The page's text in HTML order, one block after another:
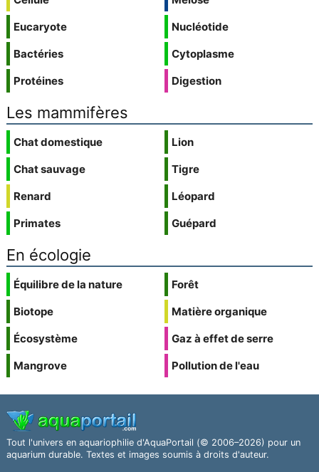
Eucaryote
Bactéries
Protéines
Nucléotide
Cytoplasme
Digestion
Les mammifères
Chat domestique
Chat sauvage
Renard
Primates
Lion
Tigre
Léopard
Guépard
En écologie
Équilibre de la nature
Biotope
Écosystème
Mangrove
Forêt
Matière organique
Gaz à effet de serre
Pollution de l'eau
Tout l'univers en aquariophilie d'AquaPortail (© 2006–2026) pour un
aquarium durable. Textes et images soumis à droits d'auteur.